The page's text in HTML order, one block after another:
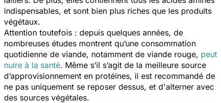
indispensables, et sont bien plus riches que les produits
végétaux.
Attention toutefois : depuis quelques années, de
nombreuses études montrent qu’une consommation
quotidienne de viande, notamment de viande rouge, peut
nuire à la santé. Même s’il s’agit de la meilleure source
d’approvisionnement en protéines, il est recommandé de
ne pas uniquement se reposer dessus, et d'alterner avec
des sources végétales.